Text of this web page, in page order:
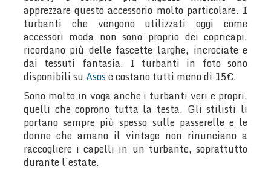
apprezzare questo accessorio molto particolare. I
turbanti che vengono utilizzati oggi come
accessori moda non sono proprio dei copricapi,
ricordano più delle fascette larghe, incrociate e
dai tessuti fantasia. I turbanti in foto sono
disponibili suAsose costano tutti meno di 15€.
Sono molto in voga anche i turbanti veri e propri,
quelli che coprono tutta la testa. Gli stilisti li
portano sempre più spesso sulle passerelle e le
donne che amano il vintage non rinunciano a
raccogliere i capelli in un turbante, soprattutto
durante l’estate.